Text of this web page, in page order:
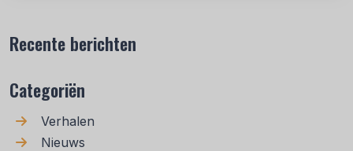
Recente berichten
Categoriën
Verhalen
Nieuws